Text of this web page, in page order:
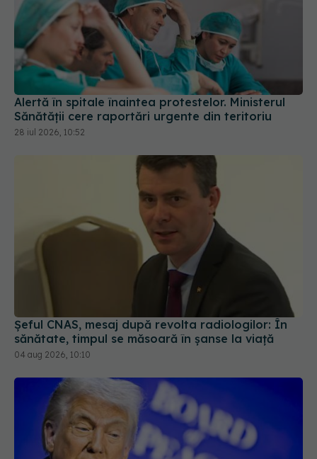
Alertă în spitale înaintea protestelor. Ministerul
Sănătății cere raportări urgente din teritoriu
28 iul 2026, 10:52
Șeful CNAS, mesaj după revolta radiologilor: În
sănătate, timpul se măsoară în șanse la viață
04 aug 2026, 10:10